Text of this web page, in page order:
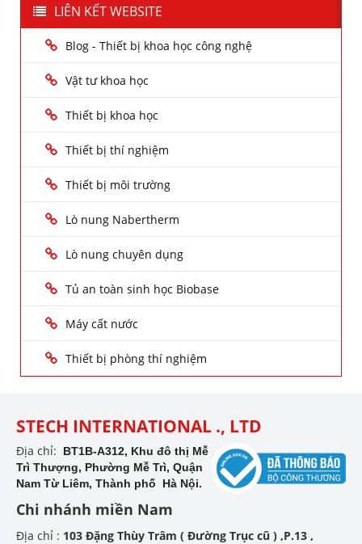
LIÊN KẾT WEBSITE
Blog - Thiết bị khoa học công nghệ
Vật tư khoa học
Thiết bị khoa học
Thiết bị thí nghiệm
Thiết bị môi trường
Lò nung Nabertherm
Lò nung chuyên dụng
Tủ an toàn sinh học Biobase
Máy cất nước
Thiết bị phòng thí nghiệm
STECH INTERNATIONAL ., LTD
Địa chỉ:
BT1B-A312, Khu đô thị Mễ
Trì Thượng, Phường Mễ Trì, Quận
Nam Từ Liêm, Thành phố Hà Nội.
Chi nhánh miền Nam
Địa chỉ : 103 Đặng Thùy Trâm ( Đường Trục cũ ) ,P.13 ,